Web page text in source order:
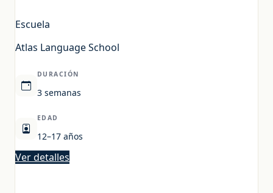
Escuela
Atlas Language School
DURACIÓN
3 semanas
EDAD
12–17 años
Ver detalles